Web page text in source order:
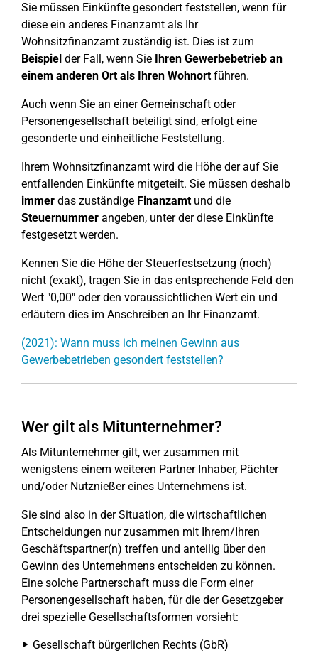
Sie müssen Einkünfte gesondert feststellen, wenn für
diese ein anderes Finanzamt als Ihr
Wohnsitzfinanzamt zuständig ist. Dies ist zum
Beispiel der Fall, wenn Sie Ihren Gewerbebetrieb an
einem anderen Ort als Ihren Wohnortführen.
Auch wenn Sie an einer Gemeinschaft oder
Personengesellschaft beteiligt sind, erfolgt eine
gesonderte und einheitliche Feststellung.
Ihrem Wohnsitzfinanzamt wird die Höhe der auf Sie
entfallenden Einkünfte mitgeteilt. Sie müssen deshalb
immer das zuständige Finanzamtund die
Steuernummer angeben, unter der diese Einkünfte
festgesetzt werden.
Kennen Sie die Höhe der Steuerfestsetzung (noch)
nicht (exakt), tragen Sie in das entsprechende Feld den
Wert "0,00" oder den voraussichtlichen Wert ein und
erläutern dies im Anschreiben an Ihr Finanzamt.
(2021): Wann muss ich meinen Gewinn aus
Gewerbebetrieben gesondert feststellen?
Wer gilt als Mitunternehmer?
Als Mitunternehmer gilt, wer zusammen mit
wenigstens einem weiteren Partner Inhaber, Pächter
und/oder Nutznießer eines Unternehmens ist.
Sie sind also in der Situation, die wirtschaftlichen
Entscheidungen nur zusammen mit Ihrem/Ihren
Geschäftspartner(n) treffen und anteilig über den
Gewinn des Unternehmens entscheiden zu können.
Eine solche Partnerschaft muss die Form einer
Personengesellschaft haben, für die der Gesetzgeber
drei spezielle Gesellschaftsformen vorsieht:
Gesellschaft bürgerlichen Rechts (GbR)